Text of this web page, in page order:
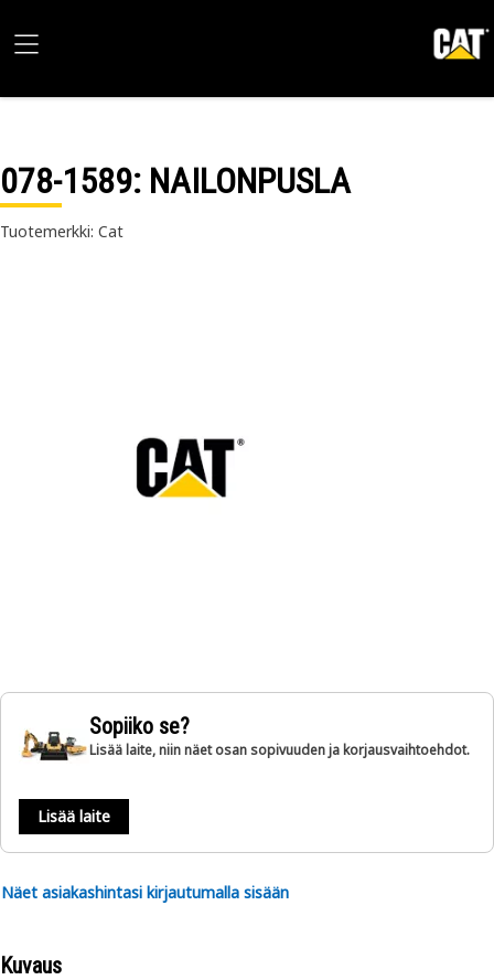
078-1589: NAILONPUSLA
Tuotemerkki: Cat
Sopiiko se?
Lisää laite, niin näet osan sopivuuden ja korjausvaihtoehdot.
Lisää laite
Näet asiakashintasi kirjautumalla sisään
Kuvaus